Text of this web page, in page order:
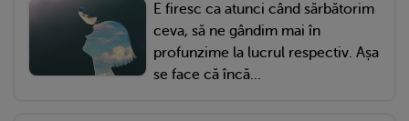
E firesc ca atunci când sărbătorim
ceva, să ne gândim mai în
profunzime la lucrul respectiv. Așa
se face că încă...